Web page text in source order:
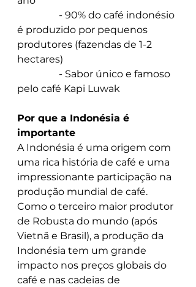
é produzido por pequenos
produtores (fazendas de 1-2
hectares)
pelo café Kapi Luwak
Por que a Indonésia é
importante
A Indonésia é uma origem com
uma rica história de café e uma
impressionante participação na
produção mundial de café.
Como o terceiro maior produtor
de Robusta do mundo (após
Vietnã e Brasil), a produção da
Indonésia tem um grande
impacto nos preços globais do
café e nas cadeias de